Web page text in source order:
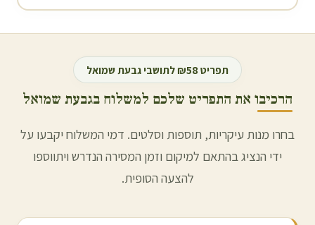
תפריט ₪58 לתושבי גבעת שמואל
הרכיבו את התפריט שלכם למשלוח בגבעת שמואל
בחרו מנות עיקריות, תוספות וסלטים. דמי המשלוח יקבעו על
ידי הנציג בהתאם למיקום וזמן המסירה הנדרש ויתווספו
להצעה הסופית.